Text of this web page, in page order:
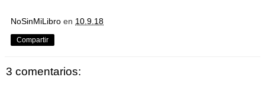
NoSinMiLibro en 10.9.18
Compartir
3 comentarios: